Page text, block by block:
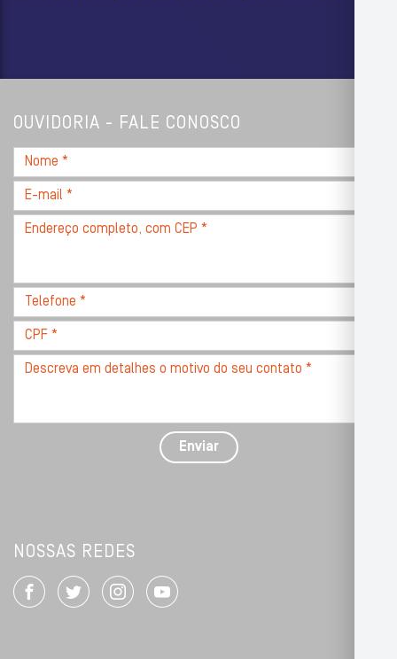
OUVIDORIA - FALE CONOSCO
Nome
*
E-
mail
Endereço
CEP
Telefone
*
CPF
*
Descreva
com
Enviar
NOSSAS REDES